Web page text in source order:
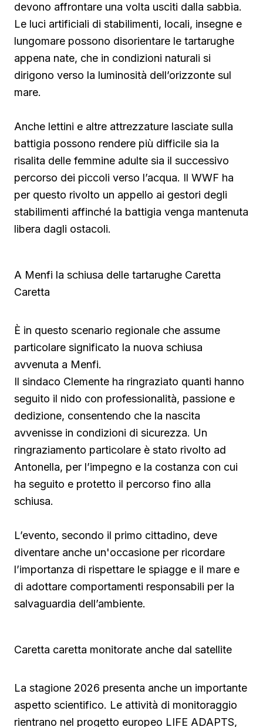
devono affrontare una volta usciti dalla sabbia.
Le luci artificiali di stabilimenti, locali, insegne e
lungomare possono disorientare le tartarughe
appena nate, che in condizioni naturali si
dirigono verso la luminosità dell’orizzonte sul
mare.
Anche lettini e altre attrezzature lasciate sulla
battigia possono rendere più difficile sia la
risalita delle femmine adulte sia il successivo
percorso dei piccoli verso l’acqua. Il WWF ha
per questo rivolto un appello ai gestori degli
stabilimenti affinché la battigia venga mantenuta
libera dagli ostacoli.
A Menfi la schiusa delle tartarughe Caretta
Caretta
È in questo scenario regionale che assume
particolare significato la nuova schiusa
avvenuta a Menfi.
Il sindaco Clemente ha ringraziato quanti hanno
seguito il nido con professionalità, passione e
dedizione, consentendo che la nascita
avvenisse in condizioni di sicurezza. Un
ringraziamento particolare è stato rivolto ad
Antonella, per l’impegno e la costanza con cui
ha seguito e protetto il percorso fino alla
schiusa.
L’evento, secondo il primo cittadino, deve
diventare anche un'occasione per ricordare
l’importanza di rispettare le spiagge e il mare e
di adottare comportamenti responsabili per la
salvaguardia dell’ambiente.
Caretta caretta monitorate anche dal satellite
La stagione 2026 presenta anche un importante
aspetto scientifico. Le attività di monitoraggio
rientrano nel progetto europeo LIFE ADAPTS,